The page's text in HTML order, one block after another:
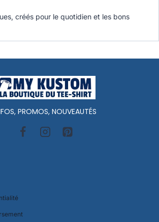
créés pour le quotidien et les bons
PROMOS, NOUVEAUTÉS